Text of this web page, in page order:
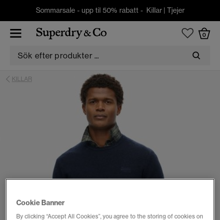
Sommarsale - upp til 50% rabatt - Killar| Tjejer
0
KILLAR
Cookie Banner
By clicking “Accept All Cookies”, you agree to the storing of cookies on